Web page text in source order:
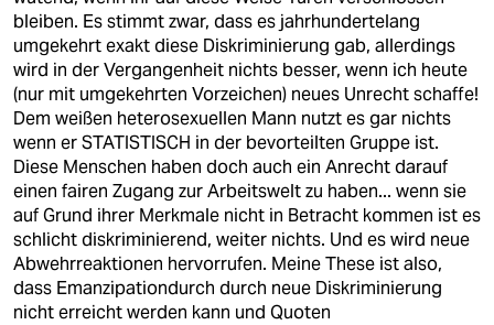
bleiben. Es stimmt zwar, dass es jahrhundertelang
umgekehrt exakt diese Diskriminierung gab, allerdings
wird in der Vergangenheit nichts besser, wenn ich heute
(nur mit umgekehrten Vorzeichen) neues Unrecht schaffe!
Dem weißen heterosexuellen Mann nutzt es gar nichts
wenn er STATISTISCH in der bevorteilten Gruppe ist.
Diese Menschen haben doch auch ein Anrecht darauf
einen fairen Zugang zur Arbeitswelt zu haben... wenn sie
auf Grund ihrer Merkmale nicht in Betracht kommen ist es
schlicht diskriminierend, weiter nichts. Und es wird neue
Abwehrreaktionen hervorrufen. Meine These ist also,
dass Emanzipationdurch durch neue Diskriminierung
nicht erreicht werden kann und Quoten